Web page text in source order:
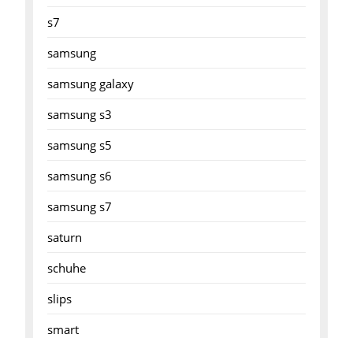
s7
samsung
samsung galaxy
samsung s3
samsung s5
samsung s6
samsung s7
saturn
schuhe
slips
smart